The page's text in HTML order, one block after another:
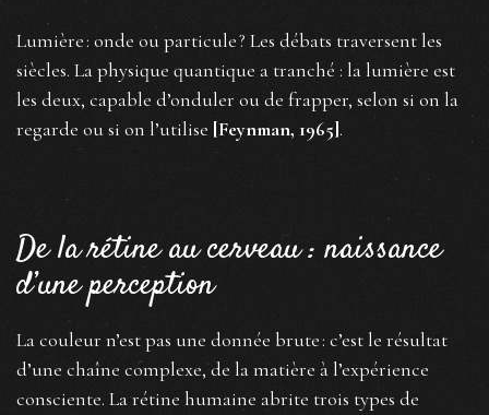
Lumière : onde ou particule ? Les débats traversent les
siècles. La physique quantique a tranché : la lumière est
les deux, capable d’onduler ou de frapper, selon si on la
regarde ou si on l’utilise [Feynman, 1965].
De la rétine au cerveau : naissance
d’une perception
La couleur n’est pas une donnée brute : c’est le résultat
d’une chaîne complexe, de la matière à l’expérience
consciente. La rétine humaine abrite trois types de